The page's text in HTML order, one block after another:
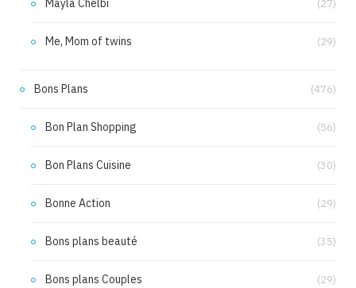
Mayla Chelbi (27)
Me, Mom of twins (29)
Bons Plans (476)
Bon Plan Shopping (56)
Bon Plans Cuisine (30)
Bonne Action (29)
Bons plans beauté (35)
Bons plans Couples (29)